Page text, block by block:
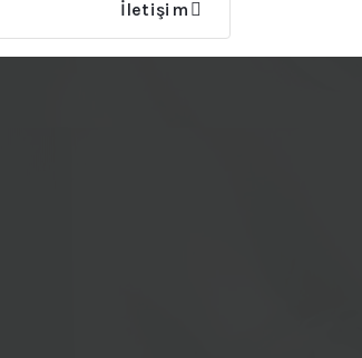
İletişim